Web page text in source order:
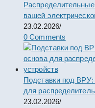
вашей
23.02.2026/
0 Comments
Подставки под
для
23.02.2026/